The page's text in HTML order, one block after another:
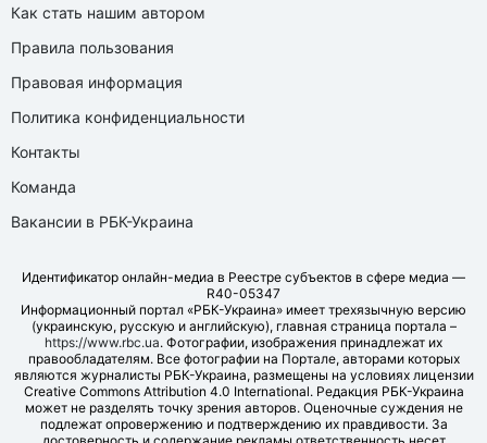
Как стать нашим автором
Правила пользования
Правовая информация
Политика конфиденциальности
Контакты
Команда
Вакансии в РБК-Украина
Идентификатор онлайн-медиа в Реестре субъектов в сфере медиа —
R40-05347
Информационный портал «РБК-Украина» имеет трехязычную версию
(украинскую, русскую и английскую), главная страница портала –
https://www.rbc.ua. Фотографии, изображения принадлежат их
правообладателям. Все фотографии на Портале, авторами которых
являются журналисты РБК-Украина, размещены на условиях лицензии
Creative Commons Attribution 4.0 International. Редакция РБК-Украина
может не разделять точку зрения авторов. Оценочные суждения не
подлежат опровержению и подтверждению их правдивости. За